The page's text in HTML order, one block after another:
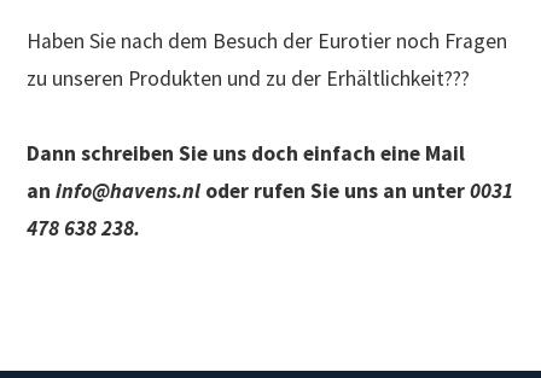
Haben Sie nach dem Besuch der Eurotier noch Fragen
zu unseren Produkten und zu der Erhältlichkeit???
Dann schreiben Sie uns doch einfach eine Mail
aninfo@havens.nl oder rufen Sie uns an unter0031
478 638 238.